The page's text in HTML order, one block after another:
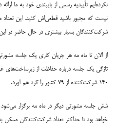
نکرده‌ایم تأییدیه رسمی از پایبندی خود به ما
نیست که مجبور باشید قطعی‌اش کنید. این تعداد
شرکت‌کنندگان بسیار بیشتری در حال حاضر در
از الان تا ماه مه هر جریان کاری یک جلسه
تازگی یک جلسه درباره حفاظت از زیرساخت‌های
۱۴۰ شرکت‌کننده از ۷۹ کشور را گرد هم آورد.
شش جلسه مشورتی دیگر در ماه مه برگزار
خواهد بود تا حداکثر تعداد شرکت‌کنندگان ممکن به